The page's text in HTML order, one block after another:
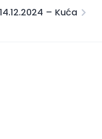
14.12.2024 – Kuća